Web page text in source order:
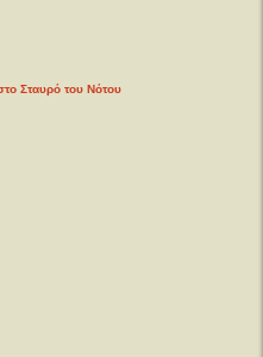
Σταυρό του Νότου